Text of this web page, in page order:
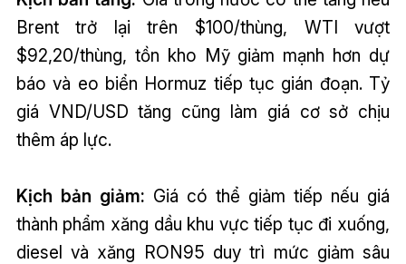
Brent trở lại trên $100/thùng, WTI vượt
$92,20/thùng, tồn kho Mỹ giảm mạnh hơn dự
báo và eo biển Hormuz tiếp tục gián đoạn. Tỷ
giá VND/USD tăng cũng làm giá cơ sở chịu
thêm áp lực.
Kịch bản giảm: Giá có thể giảm tiếp nếu giá
thành phẩm xăng dầu khu vực tiếp tục đi xuống,
diesel và xăng RON95 duy trì mức giảm sâu